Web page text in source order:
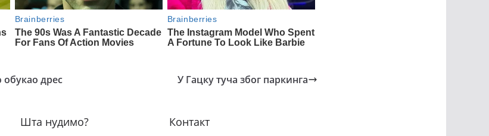
дрес
У Гацку туча због паркинга
Шта нудимо? Контакт